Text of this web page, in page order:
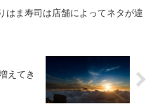
はま寿司は店舗によってネタが違
えてき